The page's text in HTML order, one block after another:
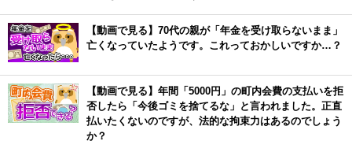
【動画で見る】70代の親が「年金を受け取らないまま」
亡くなっていたようです。これっておかしいですか…？
【動画で見る】年間「5000円」の町内会費の支払いを拒
否したら「今後ゴミを捨てるな」と言われました。正直
払いたくないのですが、法的な拘束力はあるのでしょう
か？